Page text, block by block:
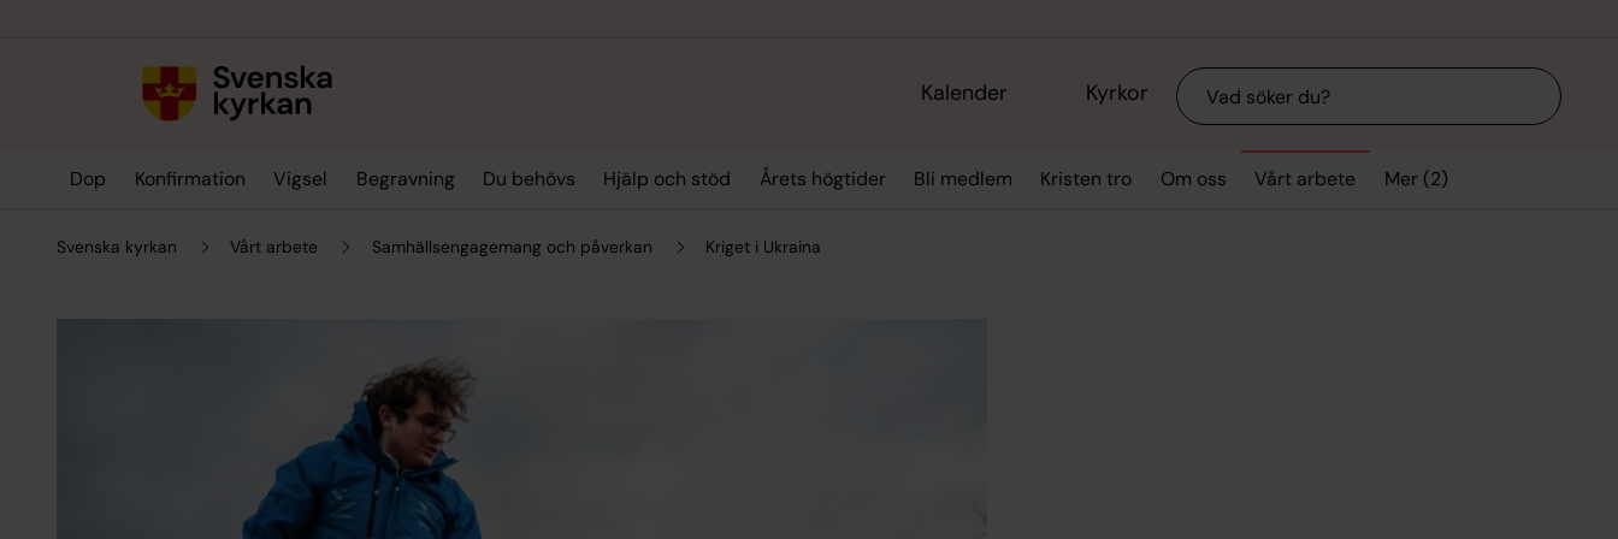
Kalender Kyrkor Sök
Dop Konfirmation Vigsel Begravning Du behövs Hjälp och stöd Årets högtider Bli medlem Kristen tro Om oss Vårt arbete Mer (2)
Svenska kyrkan Vårt arbete Samhällsengagemang och påverkan Kriget i Ukraina